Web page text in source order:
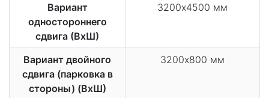
Вариант
одностороннего
сдвига (ВхШ)
3200х4500 мм
Вариант двойного
сдвига (парковка в
стороны) (ВхШ)
3200х800 мм